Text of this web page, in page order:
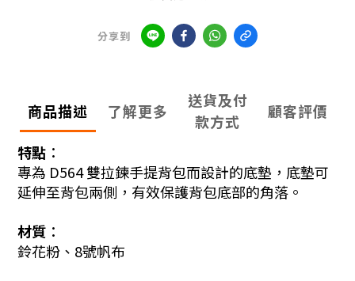
分享到
商品描述 了解更多
送貨及付
款方式
顧客評價
特點︰
專為 D564 雙拉鍊手提背包而設計的底墊， 底墊可
延伸至背包兩側，有效保護背包底部的角落。
材質︰
鈴花粉、 8號帆布